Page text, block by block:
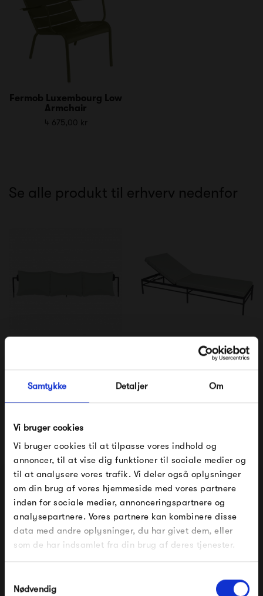
Samtykke Detaljer Om
Vi bruger cookies
Vi bruger cookies til at tilpasse vores indhold og
annoncer, til at vise dig funktioner til sociale medier og
til at analysere vores trafik. Vi deler også oplysninger
om din brug af vores hjemmeside med vores partnere
inden for sociale medier, annonceringspartnere og
analysepartnere. Vores partnere kan kombinere disse
data med andre oplysninger, du har givet dem, eller
som de har indsamlet fra din brug af deres tjenester.
Nødvendig
Fermob Luxembourg Low
Armchair
4 675,00 kr
Se alle produkt til erhverv nedenfor
Fermob Rivage
Sunlounger
Fermob Rivage Corner
Armchair
13 700,00 kr
Fermob Rivage Low
Armchair
11 850,00 kr
FÅ 10% PÅ DIN NÆSTE ORDRE
Indtast din e-mail, så sender vi rabatkoden til dig på
mail. Minimumsbeløb er 499 kr. for at indløse
rabatten.
Gælder ikke på produkter fra Fermob, File Under